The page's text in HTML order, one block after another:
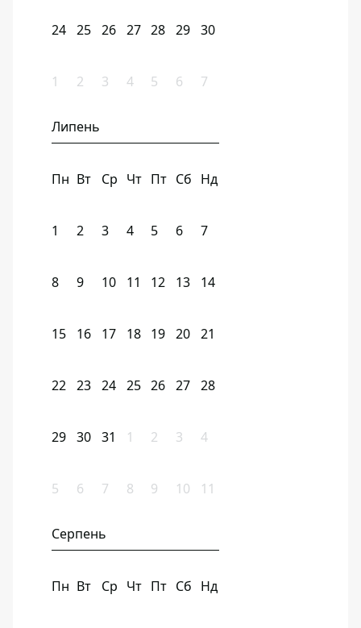
24 25 26 27 28 29 30
1 2 3 4 5 6 7
Липень
Пн Вт Ср Чт Пт Сб Нд
1 2 3 4 5 6 7
8 9 10 11 12 13 14
15 16 17 18 19 20 21
22 23 24 25 26 27 28
29 30 31 1 2 3 4
5 6 7 8 9 10 11
Серпень
Пн Вт Ср Чт Пт Сб Нд